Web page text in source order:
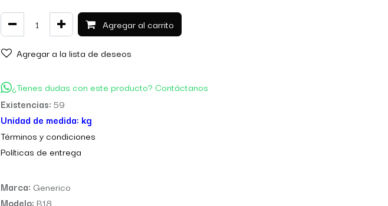
Agregar al carrito
Agregar a la lista de deseos
¿Tienes dudas con este producto? Contáctanos
Existencias: 59
Unidad de medida: kg
Términos y condiciones
Políticas de entrega
Marca: Generico
Modelo: B18